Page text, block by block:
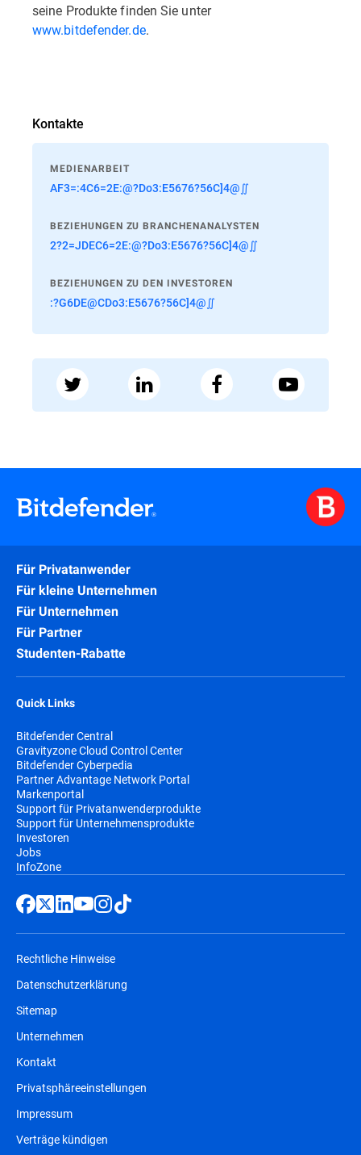
seine Produkte finden Sie unter
www.bitdefender.de.
Kontakte
MEDIENARBEIT
AF3=:4C6=2E:@?Do3:E5676?56C]4@∬
BEZIEHUNGEN ZU BRANCHENANALYSTEN
2?2=JDEC6=2E:@?Do3:E5676?56C]4@∬
BEZIEHUNGEN ZU DEN INVESTOREN
:?G6DE@CDo3:E5676?56C]4@∬
Für Privatanwender
Für kleine Unternehmen
Für Unternehmen
Für Partner
Studenten-Rabatte
Quick Links
Bitdefender Central
Gravityzone Cloud Control Center
Bitdefender Cyberpedia
Partner Advantage Network Portal
Markenportal
Support für Privatanwenderprodukte
Support für Unternehmensprodukte
Investoren
Jobs
InfoZone
Rechtliche Hinweise
Datenschutzerklärung
Sitemap
Unternehmen
Kontakt
Privatsphäreeinstellungen
Impressum
Verträge kündigen